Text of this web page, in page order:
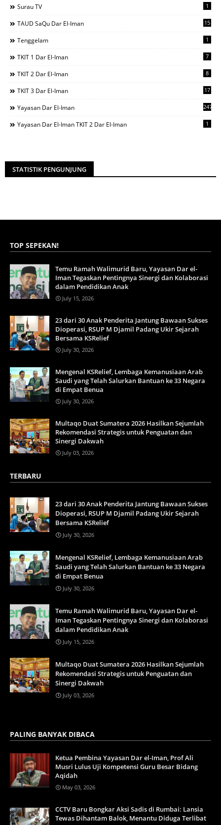
Surau TV 1
TAUD SaQu Dar El-Iman 15
Tenggelam 1
TKIT 1 Dar El-Iman 7
TKIT 2 Dar El-Iman 8
TKIT 3 Dar El-Iman 17
Yayasan Dar El-Iman 247
Yayasan Dar El-Iman TKIT 2 Dar El-Iman 1
STATISTIK PENGUNJUNG
TOP SEPEKAN!
Temu Ramah Walimurid Baru, Yayasan Dar el-
Iman Tegaskan Pentingnya Sinergi dan Kolaborasi
dalam Pendidikan Anak
July 15, 2026
23 dari 30 Anak Penderita Jantung Bawaan Sukses
Dioperasi, RSUP M Djamil Padang Ukir Sejarah
Bersama KSRelief
July 30, 2026
Mengenal KSRelief, Lembaga Kemanusiaan Arab
Saudi yang Telah Salurkan Bantuan ke 33 Negara
di Empat Benua
July 30, 2026
Multaqo Duat Sumatera 2026 Hasilkan Sejumlah
Rekomendasi Strategis untuk Penguatan dan
Sinergi Dakwah
July 03, 2026
TERBARU
23 dari 30 Anak Penderita Jantung Bawaan Sukses
Dioperasi, RSUP M Djamil Padang Ukir Sejarah
Bersama KSRelief
July 30, 2026
Mengenal KSRelief, Lembaga Kemanusiaan Arab
Saudi yang Telah Salurkan Bantuan ke 33 Negara
di Empat Benua
July 30, 2026
Temu Ramah Walimurid Baru, Yayasan Dar el-
Iman Tegaskan Pentingnya Sinergi dan Kolaborasi
dalam Pendidikan Anak
July 15, 2026
Multaqo Duat Sumatera 2026 Hasilkan Sejumlah
Rekomendasi Strategis untuk Penguatan dan
Sinergi Dakwah
July 03, 2026
PALING BANYAK DIBACA
Ketua Pembina Yayasan Dar el-Iman, Prof Ali
Musri Lulus Uji Kompetensi Guru Besar Bidang
Aqidah
May 03, 2026
CCTV Baru Bongkar Aksi Sadis di Rumbai: Lansia
Tewas Dihantam Balok, Menantu Diduga Terlibat